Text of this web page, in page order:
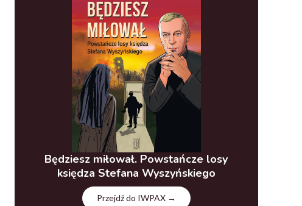
Będziesz miłował. Powstańcze losy
księdza Stefana Wyszyńskiego
Przejdź do IWPAX →